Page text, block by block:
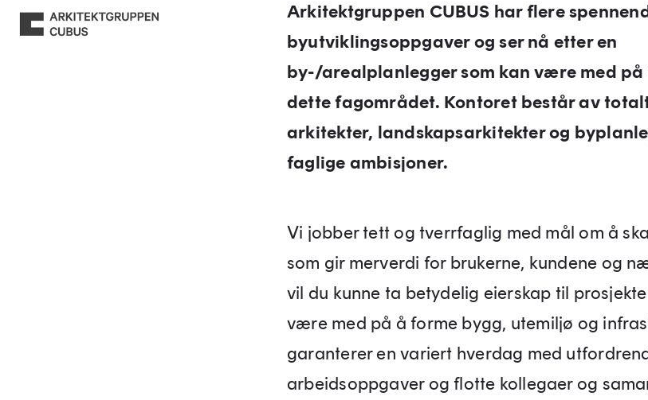
Arkitektgruppen CUBUS har flere
byutviklingsoppgaver og ser nå etter en
by-/arealplanlegger som kan være med
dette fagområdet. Kontoret består av
arkitekter, landskapsarkitekter og
faglige ambisjoner.
Vi jobber tett og tverrfaglig med mål om å
som gir merverdi for brukerne, kundene og
vil du kunne ta betydelig eierskap til
være med på å forme bygg, utemiljø og
garanterer en variert hverdag med
arbeidsoppgaver og flotte kollegaer og